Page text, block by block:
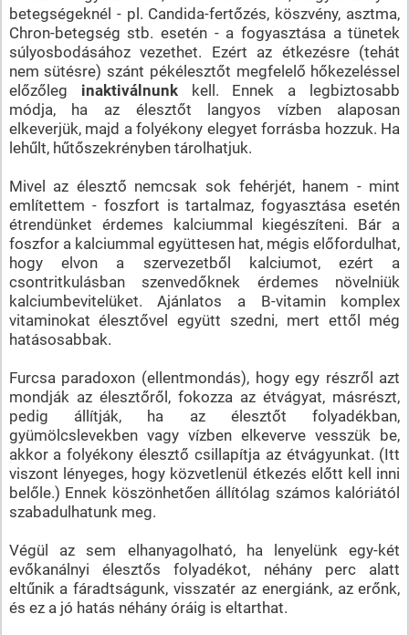
betegségeknél - pl. Candida-fertőzés, köszvény, asztma,
Chron-betegség stb. esetén - a fogyasztása a tünetek
súlyosbodásához vezethet. Ezért az étkezésre (tehát
nem sütésre) szánt pékélesztőt megfelelő hőkezeléssel
előzőleg inaktiválnunkkell. Ennek a legbiztosabb
módja, ha az élesztőt langyos vízben alaposan
elkeverjük, majd a folyékony elegyet forrásba hozzuk. Ha
lehűlt, hűtőszekrényben tárolhatjuk.
Mivel az élesztő nemcsak sok fehérjét, hanem - mint
említettem - foszfort is tartalmaz, fogyasztása esetén
étrendünket érdemes kalciummal kiegészíteni. Bár a
foszfor a kalciummal együttesen hat, mégis előfordulhat,
hogy elvon a szervezetből kalciumot, ezért a
csontritkulásban szenvedőknek érdemes növelniük
kalciumbevitelüket. Ajánlatos a B-vitamin komplex
vitaminokat élesztővel együtt szedni, mert ettől még
hatásosabbak.
Furcsa paradoxon (ellentmondás), hogy egy részről azt
mondják az élesztőről, fokozza az étvágyat, másrészt,
pedig állítják, ha az élesztőt folyadékban,
gyümölcslevekben vagy vízben elkeverve vesszük be,
akkor a folyékony élesztő csillapítja az étvágyunkat. (Itt
viszont lényeges, hogy közvetlenül étkezés előtt kell inni
belőle.) Ennek köszönhetően állítólag számos kalóriától
szabadulhatunk meg.
Végül az sem elhanyagolható, ha lenyelünk egy-két
evőkanálnyi élesztős folyadékot, néhány perc alatt
eltűnik a fáradtságunk, visszatér az energiánk, az erőnk,
és ez a jó hatás néhány óráig is eltarthat.